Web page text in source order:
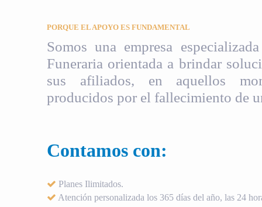
PORQUE EL APOYO ES FUNDAMENTAL
Somos una empresa
Funeraria orientada a brindar
sus afiliados, en aquellos
producidos por el fallecimiento de
Contamos con:
Planes Ilimitados.
Atención personalizada los 365 días del año, las 24